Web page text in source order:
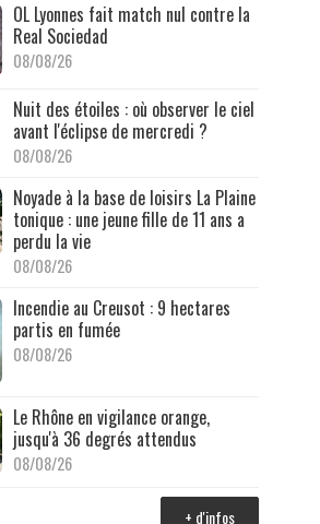
OL Lyonnes fait match nul contre la
Real Sociedad
08/08/26
Nuit des étoiles : où observer le ciel
avant l'éclipse de mercredi ?
08/08/26
Noyade à la base de loisirs La Plaine
tonique : une jeune fille de 11 ans a
perdu la vie
08/08/26
Incendie au Creusot : 9 hectares
partis en fumée
08/08/26
Le Rhône en vigilance orange,
jusqu'à 36 degrés attendus
08/08/26
+ d'infos